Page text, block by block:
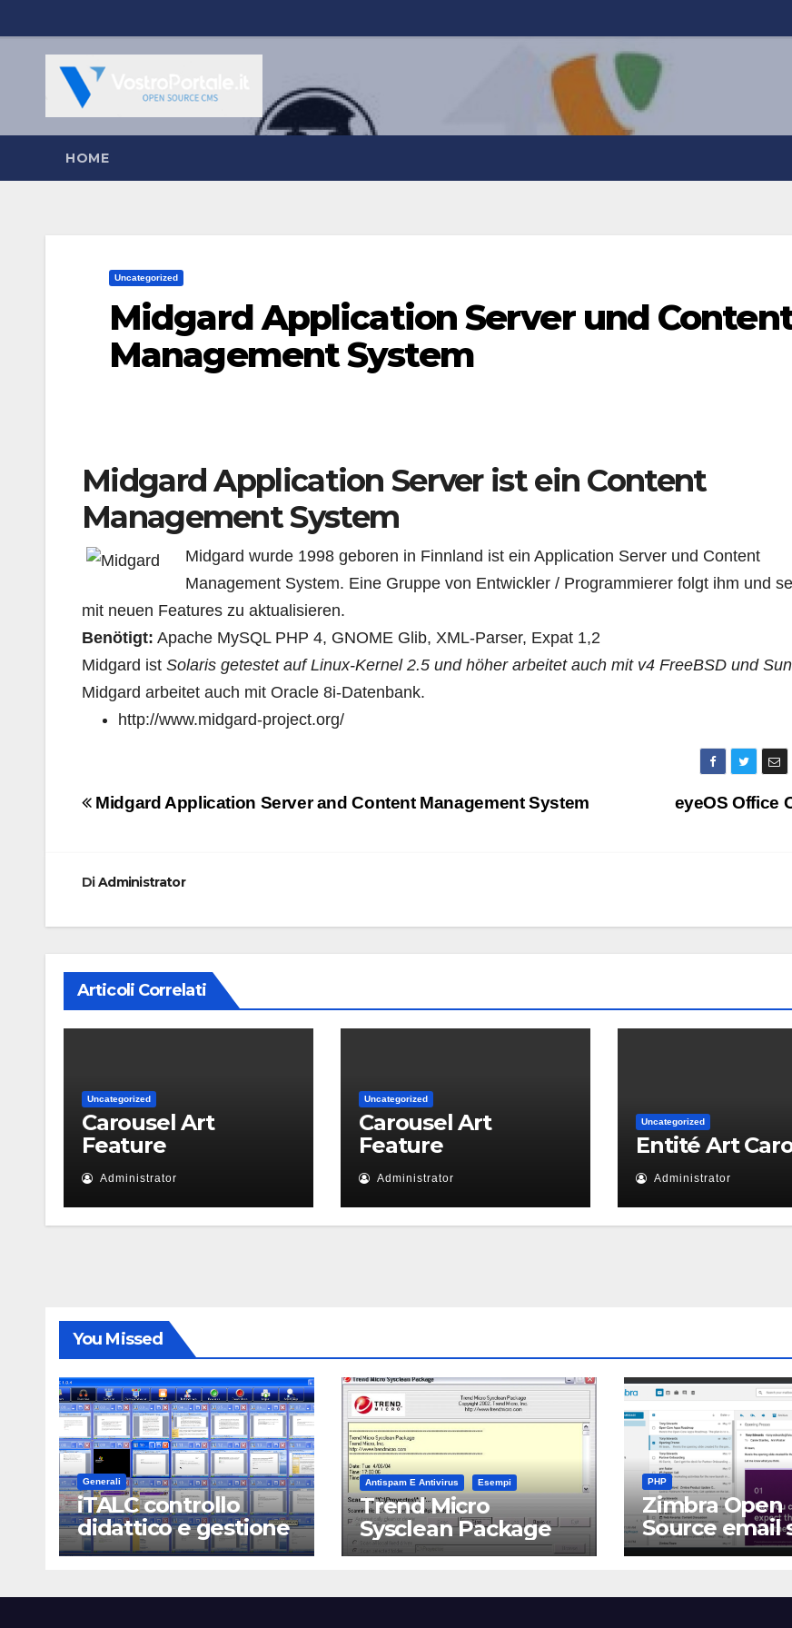
al
contenuto
HOME
Uncategorized
Midgard Application Server und
Management System
Midgard Application Server ist ein Content
Management System
Midgard wurde 1998 geboren in Finnland ist ein Application Server und Content
Management System. Eine Gruppe von Entwickler / Programmierer folgt ihm und
mit neuen Features zu aktualisieren.
Benötigt: Apache MySQL PHP 4, GNOME Glib, XML-Parser, Expat 1,2
Midgard ist Solaris getestet auf Linux-Kernel 2.5 und höher arbeitet auch mit v4 FreeBSD und
Midgard arbeitet auch mit Oracle 8i-Datenbank.
http://www.midgard-project.org/
Navigazione
eyeOS Office
Midgard Application Server and Content Management System
DiAdministrator
Articoli Correlati
Uncategorized
Carousel Art
Feature
Administrator
Uncategorized
Carousel Art
Feature
Administrator
Uncategorized
Entité Art
Administrator
You Missed
Generali
iTALC controllo
didattico e gestione
LAN scolastica
Antispam E Antivirus Esempi
Trend Micro
Sysclean Package
PHP
Zimbra Open
Source email
software